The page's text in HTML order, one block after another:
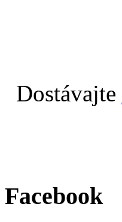
Dostávajte
Facebook